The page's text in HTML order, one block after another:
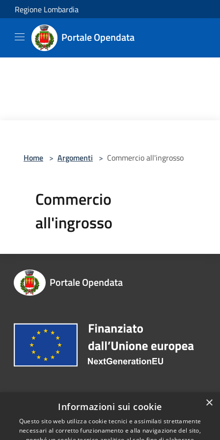
Salta al contenuto principale
Regione Lombardia
Portale Opendata
Home > Argomenti > Commercio all'ingrosso
Commercio
all'ingrosso
Portale Opendata
Recapiti e contatti
Telefono: 030 2563173
×
Informazioni sui cookie
Questo sito web utilizza cookie tecnici e assimilati strettamente
necessari al corretto funzionamento e alla navigazione del sito,